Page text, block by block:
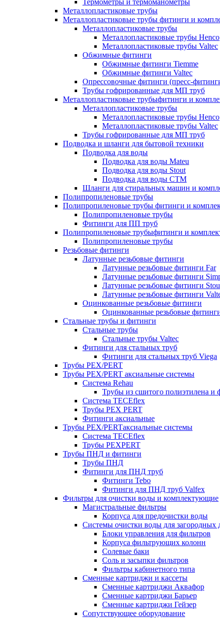
Термометры и термоманометры
Металлопластиковые трубы
Металлопластиковые трубы фитинги и
Металлопластиковые трубы
Металлопластиковые трубы Henco
Металлопластиковые трубы Valtec
Обжимные фитинги
Обжимные фитинги Tiemme
Обжимные фитинги Valtec
Опрессовочные фитинги (пресс-
Трубы гофрированные для МП труб
Металлопластиковые трубыфитинги и
Металлопластиковые трубы
Металлопластиковые трубы Henco
Металлопластиковые трубы Valtec
Трубы гофрированные для МП труб
Подводка и шланги для бытовой техники
Подводка для воды
Подводка для воды Mateu
Подводка для воды Stout
Подводка для воды СТМ
Шланги для стиральных машин и
Полипропиленовые трубы
Полипропиленовые трубы фитинги и
Полипропиленовые трубы
Фитинги для ПП труб
Полипропиленовые трубыфитинги и
Полипропиленовые трубы
Резьбовые фитинги
Латунные резьбовые фитинги
Латунные резьбовые фитинги Far
Латунные резьбовые фитинги
Латунные резьбовые фитинги
Латунные резьбовые фитинги
Оцинкованные резьбовые фитинги
Оцинкованные резьбовые
Стальные трубы и фитинги
Стальные трубы
Стальные трубы Valtec
Фитинги для стальных труб
Фитинги для стальных труб Viega
Трубы PEX/PERT
Трубы PEX/PERT аксиальные системы
Система Rehau
Трубы из сшитого полиэтилена и
Система TECEflex
Трубы PEX PERT
Фитинги аксиальные
Трубы PEX/PERTаксиальные системы
Система TECEflex
Трубы PEXPERT
Трубы ПНД и фитинги
Трубы ПНД
Фитинги для ПНД труб
Фитинги Tebo
Фитинги для ПНД труб Valfex
Фильтры для очистки воды и комплектующие
Магистральные фильтры
Корпуса для предочистки воды
Системы очистки воды для загородных
Блоки управления для фильтров
Корпуса фильтрующих колонн
Солевые баки
Соль и засыпки фильтров
Фильтры кабинетного типа
Сменные картриджи и кассеты
Сменные картриджи Аквафор
Сменные картриджи Барьер
Сменные картриджи Гейзер
Сопутствующее оборудование